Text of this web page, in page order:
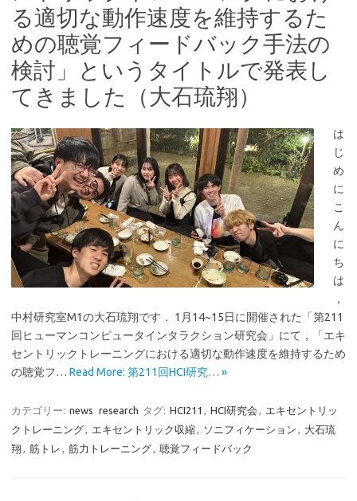
る適切な動作速度を維持するた
めの聴覚フィードバック手法の
検討」というタイトルで発表し
てきました（大石琉翔）
は
じ
め
に
こ
ん
に
ち
は
，
中村研究室M1の大石琉翔です． 1月14~15日に開催された「第211
回ヒューマンコンピュータインタラクション研究会」にて，「エキ
セントリックトレーニングにおける適切な動作速度を維持するため
の聴覚フ… Read More: 第211回HCI研究… »
カテゴリー: news research タグ: HCI211 , HCI研究会 , エキセントリッ
クトレーニング, エキセントリック収縮, ソニフィケーション , 大石琉
翔 , 筋トレ , 筋力トレーニング, 聴覚フィードバック